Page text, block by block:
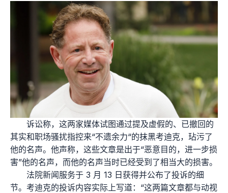
诉讼称，这两家媒体试图通过提及虚假的、已撤回的
其实和职场骚扰指控来“不遗余力“的抹黑考迪克，玷污了
他的名声。他声称，这些文章是出于“恶意目的，进一步损
害”他的名声，而他的名声当时已经受到了相当大的损害。
法院新闻服务于 3 月 13 日获得并公布了投诉的细
节。考迪克的投诉内容实际上写道：“这两篇文章都与动视